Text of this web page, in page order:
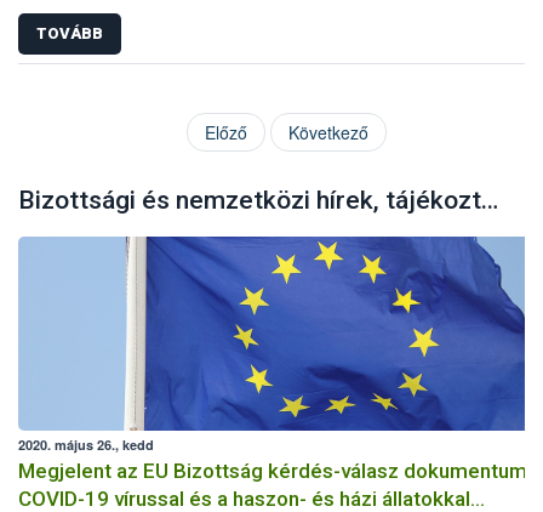
TOVÁBB
Előző Következő
Bizottsági és nemzetközi hírek, tájékoztatók
2020. május 26., kedd
Megjelent az EU Bizottság kérdés-válasz dokumentuma
COVID-19 vírussal és a haszon- és házi állatokkal